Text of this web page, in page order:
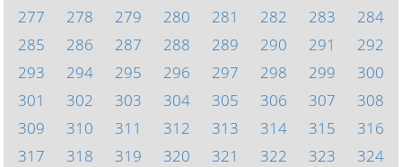
277
278 279 280 281 282 283
284
285
286 287 288 289 290 291
292
293
294 295 296 297 298 299
300
301
302 303 304 305 306 307
308
309
310 311 312 313 314 315
316
317
318 319 320 321 322 323
324